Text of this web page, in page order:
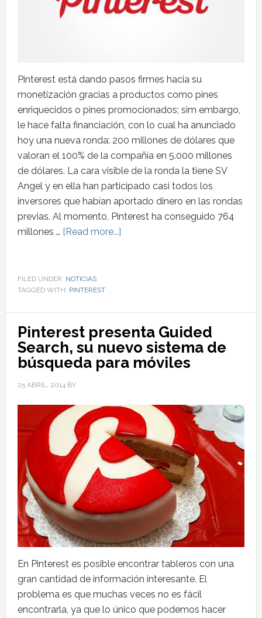
Pinterest está dando pasos firmes hacia su
monetización gracias a productos como pines
enriquecidos o pines promocionados; sim embargo,
le hace falta financiación, con lo cual ha anunciado
hoy una nueva ronda: 200 millones de dólares que
valoran el 100% de la compañía en 5.000 millones
de dólares. La cara visible de la ronda la tiene SV
Angel y en ella han participado casi todos los
inversores que habían aportado dinero en las rondas
previas. Al momento, Pinterest ha conseguido 764
millones … [Read more...]
FILED UNDER: NOTICIAS
TAGGED WITH: PINTEREST
Pinterest presenta Guided
Search, su nuevo sistema de
búsqueda para móviles
25 ABRIL, 2014BY
En Pinterest es posible encontrar tableros con una
gran cantidad de información interesante. El
problema es que muchas veces no es fácil
encontrarla, ya que lo único que podemos hacer